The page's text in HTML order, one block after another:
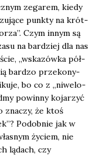
zega­rem, kie­dy
punk­ty na krót­
Czym innym są
na bar­dziej dla nas
„wska­zów­ka pół­
bar­dzo prze­ko­ny­
bo co z „niwe­lo­
powin­ny koja­rzyć
że ktoś
Podob­nie jak w
życiem, nie
lądach, czy